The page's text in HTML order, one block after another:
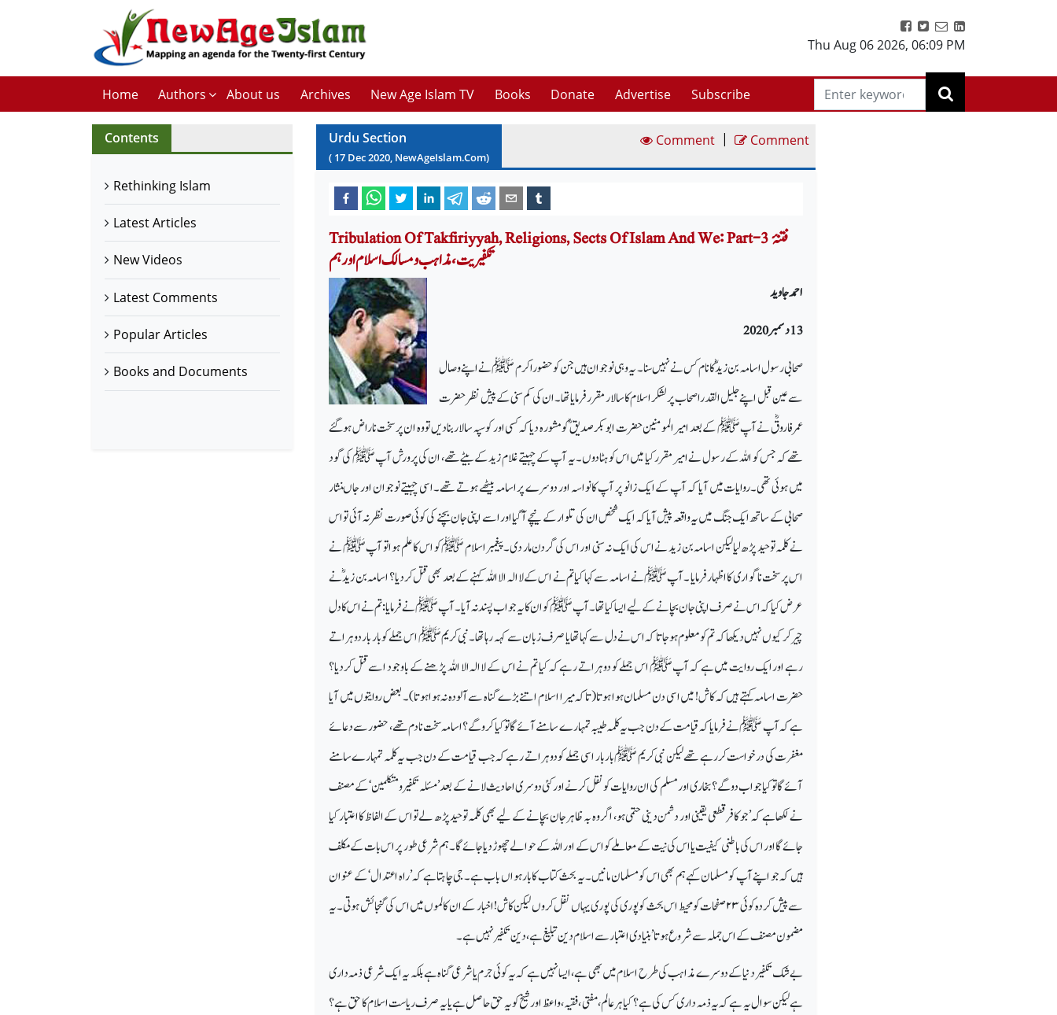
Thu Aug 06 2026, 06:09 PM
Home Authors About us Archives New Age Islam TV Books Donate Advertise Subscribe
Contents
Rethinking Islam
Latest Articles
New Videos
Latest Comments
Popular Articles
Books and Documents
Urdu Section
( 17 Dec2020, NewAgeIslam.Com)
Comment | Comment
Tribulation Of Takfiriyyah, Religions, Sects Of Islam And We: Part-3 فتنۂ
تکفیریت ، مذاہب و مسالک اسلام اور ہم
احمد جاوید
13 دسمبر 2020
صحابی رسول اسامہ بن زیدؓکا نام کس نے نہیں سنا۔ یہ وہی نوجوان ہیں جن کو حضوراکرم ﷺ نے اپنے وصال
سے عین قبل اپنے جلیل القدراصحاب پر لشکر اسلام کا سالار مقرر فرمایا تھا۔ان کی کم سنی کے پیش نظر حضرت
عمر فاروقؓ نےآپ ﷺ کے بعد امیرالمومنین حضرت ابوبکر صدیق ؓکو مشورہ دیا کہ کسی اور کو سپہ سالار بنادیں تو وہ ان پر سخت ناراض ہوگئے
تھے کہ جس کو اللہ کے رسول نے امیر مقرر کیا میں اس کو ہٹادوں۔ یہ آپ کے چہیتےغلام زید کے بیٹے تھے، ان کی پرورش آپ ﷺ کی گود
میں ہوئی تھی۔روایات میں آیا کہ آپ کے ایک زانو پر آپ کا نواسہ اور دوسرے پر اسامہ بیٹھے ہوتے تھے۔اسی چہیتے نوجوان اور جاںنثار
صحابی کے ساتھ ایک جنگ میں یہ واقعہ پیش آیا کہ ایک شخص ان کی تلوار کے نیچے آگیااور اسے اپنی جان بچنے کی کوئی صورت نظر نہ آئی تو اس
نے کلمہ توحید پڑھ لیالیکن اسامہ بن زید نے اس کی ایک نہ سنی اور اس کی گردن مار دی۔ پیغمبراسلام ﷺ کو اس کا علم ہوا تو آپ ﷺ نے
اس پر سخت ناگواری کا اظہار فرمایا ۔آپ ﷺنے اسامہ سے کہا کیا تم نے اس کے لاالہ الا اللہ کہنے کے بعد بھی قتل کردیا؟ اسامہ بن زیدؓ نے
عرض کیا کہ اس نے صرف اپنی جان بچانے کے لیے ایسا کیا تھا۔ آپﷺ کو ان کا یہ جواب پسند نہ آیا ۔ آپﷺ نے فرمایا: تم نے اس کا دل
چیر کر کیوں نہیں دیکھا کہ تم کو معلوم ہوجاتا کہ اس نے دل سے کہا تھا یا صرف زبان سے کہہ رہا تھا۔نبی کریم ﷺ اس جملے کو بار بار دوہراتے
رہے اور ایک روایت میں ہے کہ آپ ﷺ اس جملے کو دوہراتے رہے کہ کیا تم نے اس کے لاالہ الا اللہ پڑھنے کے باوجود اسے قتل کردیا؟
حضرت اسامہ کہتے ہیں کہ کاش! میں اسی دن مسلمان ہوا ہوتا(تاکہ میرا اسلام اتنے بڑے گناہ سے آلودہ نہ ہواہوتا)۔ بعض روایتوں میں آیا
ہے کہ آپ ﷺنے فرمایاکہ قیامت کے دن جب یہ کلمہ طیبہ تمہارے سامنے آئےگا تو کیا کروگے؟ اسامہ سخت نادم تھے، حضور سے دعائے
مغفرت کی درخواست کررہے تھے لیکن نبی کریم ﷺ بار بار اسی جملے کو دوہراتے رہے کہ جب قیامت کے دن جب یہ کلمہ تمہارے سامنے
آئےگا تو کیا جواب دوگے؟بخاری اور مسلم کی ان روایات کو نقل کرنے اور کئی دوسری احادیث لانے کے بعد ’ مسئلہ تکفیرو متکلمین‘ کے مصنف
نے لکھا ہے کہ ’جو کافر قطعی یقینی اور دشمن دینی حتمی ہو، اگر وہ بہ ظاہر جان بچانے کے لیے بھی کلمہ توحیدپڑھ لے تواس کے الفاظ کا اعتبار کیا
جائےگا اور اس کی باطنی کیفیت یا اس کی نیت کے معاملے کو اس کے اور اللہ کے حوالے چھوڑ دیا جائےگا۔ ہم شرعی طور پر اس بات کے مکلف
ہیں کہ جو اپنے آپ کو مسلمان کہے ہم بھی اس کو مسلمان مانیں۔یہ بحث کتاب کا بارہواں باب ہے۔ جی چاہتاہے کہ ’راہ اعتدال‘ کے عنوان
سے پیش کردہ کوئی۲۳صفحات کو محیط اس بحث کو پوری کی پوری یہاں نقل کروں لیکن کاش! اخبار کے ان کالموں میں اس کی گنجائش ہوتی۔ یہ
مضمون مصنف کے اس جملہ سے شروع ہوتا’ بنیادی اعتبار سے اسلام دین تبلیغ ہے، دین تکفیر نہیں ہے۔
بےشک تکفیر دنیا کے دوسرے مذاہب کی طرح اسلام میں بھی ہے،ایسا نہیں ہے کہ یہ کوئی جرم یا شرعی گناہ ہے بلکہ یہ ایک شرعی ذمہ داری
ہےلیکن سوال یہ ہے کہ یہ ذمہ داری کس کی ہے؟ کیا ہرعالم ، مفتی ، فقیہ ، واعظ اور شیخ کو یہ حق حاصل ہےیا یہ صرف ریاست اسلام کا حق ہے؟